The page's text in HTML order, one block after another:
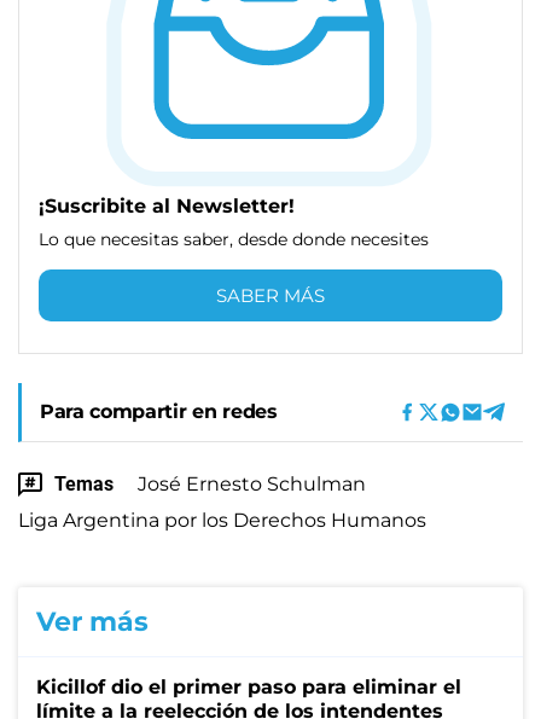
¡Suscribite al Newsletter!
Lo que necesitas saber, desde donde necesites
SABER MÁS
Para compartir en redes
Temas
José Ernesto Schulman
Liga Argentina por los Derechos Humanos
Ver más
Kicillof dio el primer paso para eliminar el
límite a la reelección de los intendentes